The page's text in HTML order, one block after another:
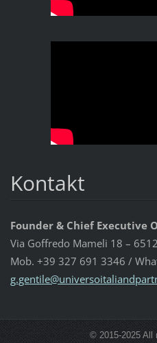
Kontakt
Founder & Chief Executive
Via Goffredo Mameli 18 –
Mob. +39 327 691 3346 /
g.gentile@universoitalia
© 2015-2025 All